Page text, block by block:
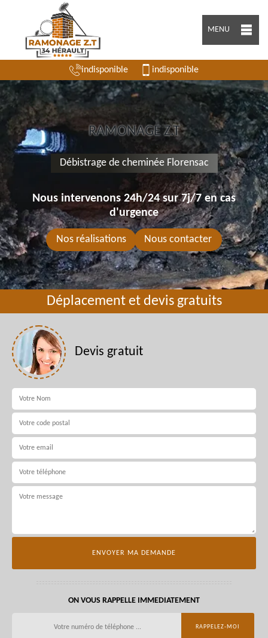
MENU
indisponible indisponible
RAMONAGE Z.T
Débistrage de cheminée Florensac
Nous intervenons 24h/24 sur 7j/7 en cas
d'urgence
Nos réalisations Nous contacter
Déplacement et devis gratuits
Devis gratuit
ON VOUS RAPPELLE IMMEDIATEMENT